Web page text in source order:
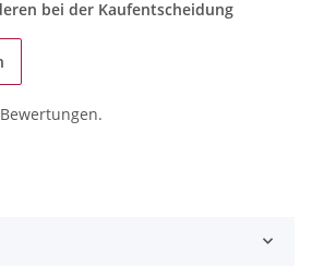
bei der Kaufentscheidung